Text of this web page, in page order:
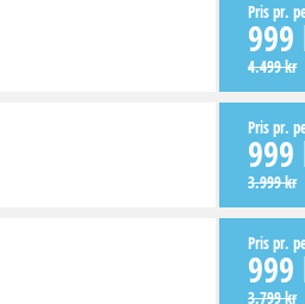
Pris pr.
4.499 kr
Pris pr.
3.999 kr
Pris pr.
3.799 kr